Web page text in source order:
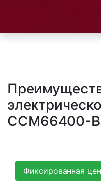
CCM66400-
Фиксированная